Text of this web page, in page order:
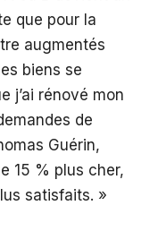
que pour la
augmentés
biens se
j’ai rénové mon
de
Guérin,
15 % plus cher,
satisfaits. »